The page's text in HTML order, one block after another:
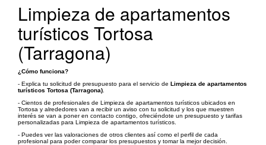
Limpieza de apartamentos
turísticos Tortosa
(Tarragona)
¿Cómo funciona?
- Explica tu solicitud de presupuesto para el servicio de Limpieza de apartamentos
turísticos Tortosa (Tarragona)
- Cientos de profesionales de Limpieza de apartamentos turísticos ubicados en
Tortosa y alrededores van a recibir un aviso con tu solicitud y los que muestren
interés se van a poner en contacto contigo, ofreciéndote un presupuesto y tarifas
personalizadas para Limpieza de apartamentos turísticos.
- Puedes ver las valoraciones de otros clientes así como el perfil de cada
profesional para poder comparar los presupuestos y tomar la mejor decisión.